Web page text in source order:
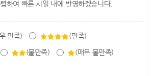
하여 빠른 시일 내에 반영하겠습니다.
만족) (만족)
(불만족) (매우 불만족)